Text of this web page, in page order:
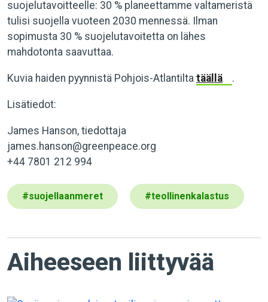
suojelutavoitteelle: 30 % planeettamme valtameristä
tulisi suojella vuoteen 2030 mennessä. Ilman
sopimusta 30 % suojelutavoitetta on lähes
mahdotonta saavuttaa.
Kuvia haiden pyynnistä Pohjois-Atlantilta täällä .
Lisätiedot:
James Hanson, tiedottaja
james.hanson@greenpeace.org
+44 7801 212 994
#suojellaanmeret #teollinenkalastus
Aiheeseen liittyvää